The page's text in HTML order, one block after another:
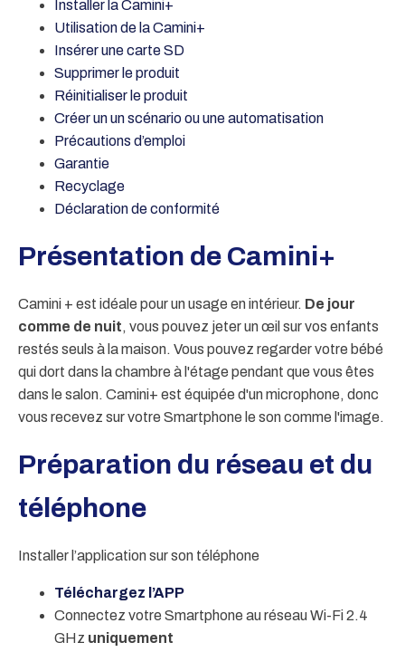
Installer la Camini+
Utilisation de la Camini+
Insérer une carte SD
Supprimer le produit
Réinitialiser le produit
Créer un un scénario ou une automatisation
Précautions d’emploi
Garantie
Recyclage
Déclaration de conformité
Présentation de Camini+
Camini + est idéale pour un usage en intérieur. De jour
comme de nuit, vous pouvez jeter un œil sur vos enfants
restés seuls à la maison. Vous pouvez regarder votre bébé
qui dort dans la chambre à l'étage pendant que vous êtes
dans le salon. Camini+ est équipée d'un microphone, donc
vous recevez sur votre Smartphone le son comme l'image.
Préparation du réseau et du
téléphone
Installer l’application sur son téléphone
Téléchargez l’APP
Connectez votre Smartphone au réseau Wi-Fi 2.4
GHz uniquement